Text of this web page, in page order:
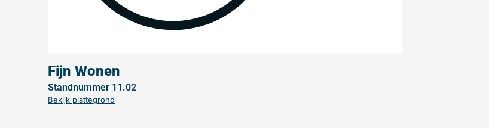
Fijn Wonen
Standnummer 11.02
Bekijk plattegrond